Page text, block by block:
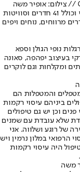
המלון הוא למבוגרים בלבד, מעוצב באופן יוקרתי וכולל 41 חדרים וסוויטות
מרווחים, נוחים ויפים
נופי הגולן וספא
בעיצוב יפהפה, סאונה
ומקלחות וגם לוקרים
והמטפלות הם
ביניהם עיסוי רקמות
וכן יש גם טיפולים
שלא עובדת עם שמנים
של רוגע ושלווה. אני
הרפואי במלון נרמין ויש
היה עיסוי רקמות